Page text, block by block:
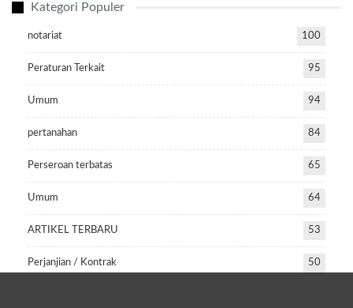
Kategori Populer
notariat 100
Peraturan Terkait 95
Umum 94
pertanahan 84
Perseroan terbatas 65
Umum 64
ARTIKEL TERBARU 53
Perjanjian / Kontrak 50